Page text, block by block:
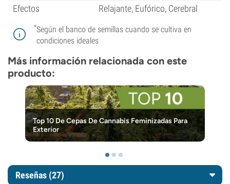
Efectos
Relajante, Eufórico, Cerebral
*Según el banco de semillas cuando se cultiva en
condiciones ideales
Más información relacionada con este
producto:
Top 10 De Cepas De Cannabis Feminizadas Para
Exterior
Reseñas (27)